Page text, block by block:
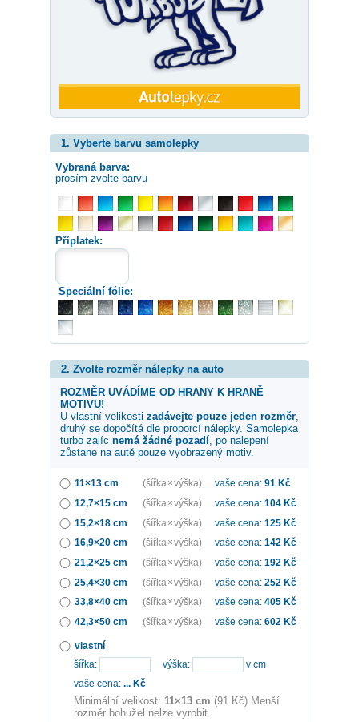
1. Vyberte barvu samolepky
Vybraná barva:
prosím zvolte barvu
Příplatek:
Speciální fólie:
2. Zvolte rozměr nálepky na auto
ROZMĚR UVÁDÍME OD HRANY K HRANĚ
MOTIVU!
U vlastní velikosti zadávejte pouze jeden rozměr,
druhý se dopočítá dle proporcí nálepky. Samolepka
turbo zajíc nemá žádné pozadí, po nalepení
zůstane na autě pouze vyobrazený motiv.
11×13 cm (šířka × výška) vaše cena: 91 Kč
12,7×15 cm
(šířka × výška) vaše cena: 104 Kč
15,2×18 cm
(šířka × výška) vaše cena: 125 Kč
16,9×20 cm
(šířka × výška) vaše cena: 142 Kč
21,2×25 cm
(šířka × výška) vaše cena: 192 Kč
25,4×30 cm
(šířka × výška) vaše cena: 252 Kč
33,8×40 cm
(šířka × výška) vaše cena: 405 Kč
42,3×50 cm
(šířka × výška) vaše cena: 602 Kč
vlastní
šířka:
výška:
v cm
vaše cena: ... Kč
Minimální velikost: 11×13 cm (91 Kč) Menší
rozměr bohužel nelze vyrobit.